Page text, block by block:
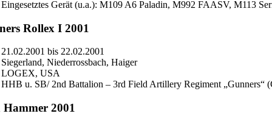
Eingesetztes Gerät (u.a.): M109 A6 Paladin, M992 FAASV, M113
Rollex I 2001
21.02.2001 bis 22.02.2001
Siegerland, Niederrossbach, Haiger
LOGEX, USA
HHB u. SB/ 2nd Battalion – 3rd Field Artillery Regiment „Gunners“
2001